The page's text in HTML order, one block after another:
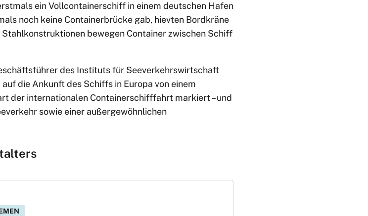
ein Vollcontainerschiff in einem deutschen Hafen
noch keine Containerbrücke gab, hievten Bordkräne
bewegen Container zwischen Schiff
des Instituts für Seeverkehrswirtschaft
die Ankunft des Schiffs in Europa von einem
der internationalen Containerschifffahrt markiert – und
sowie einer außergewöhnlichen